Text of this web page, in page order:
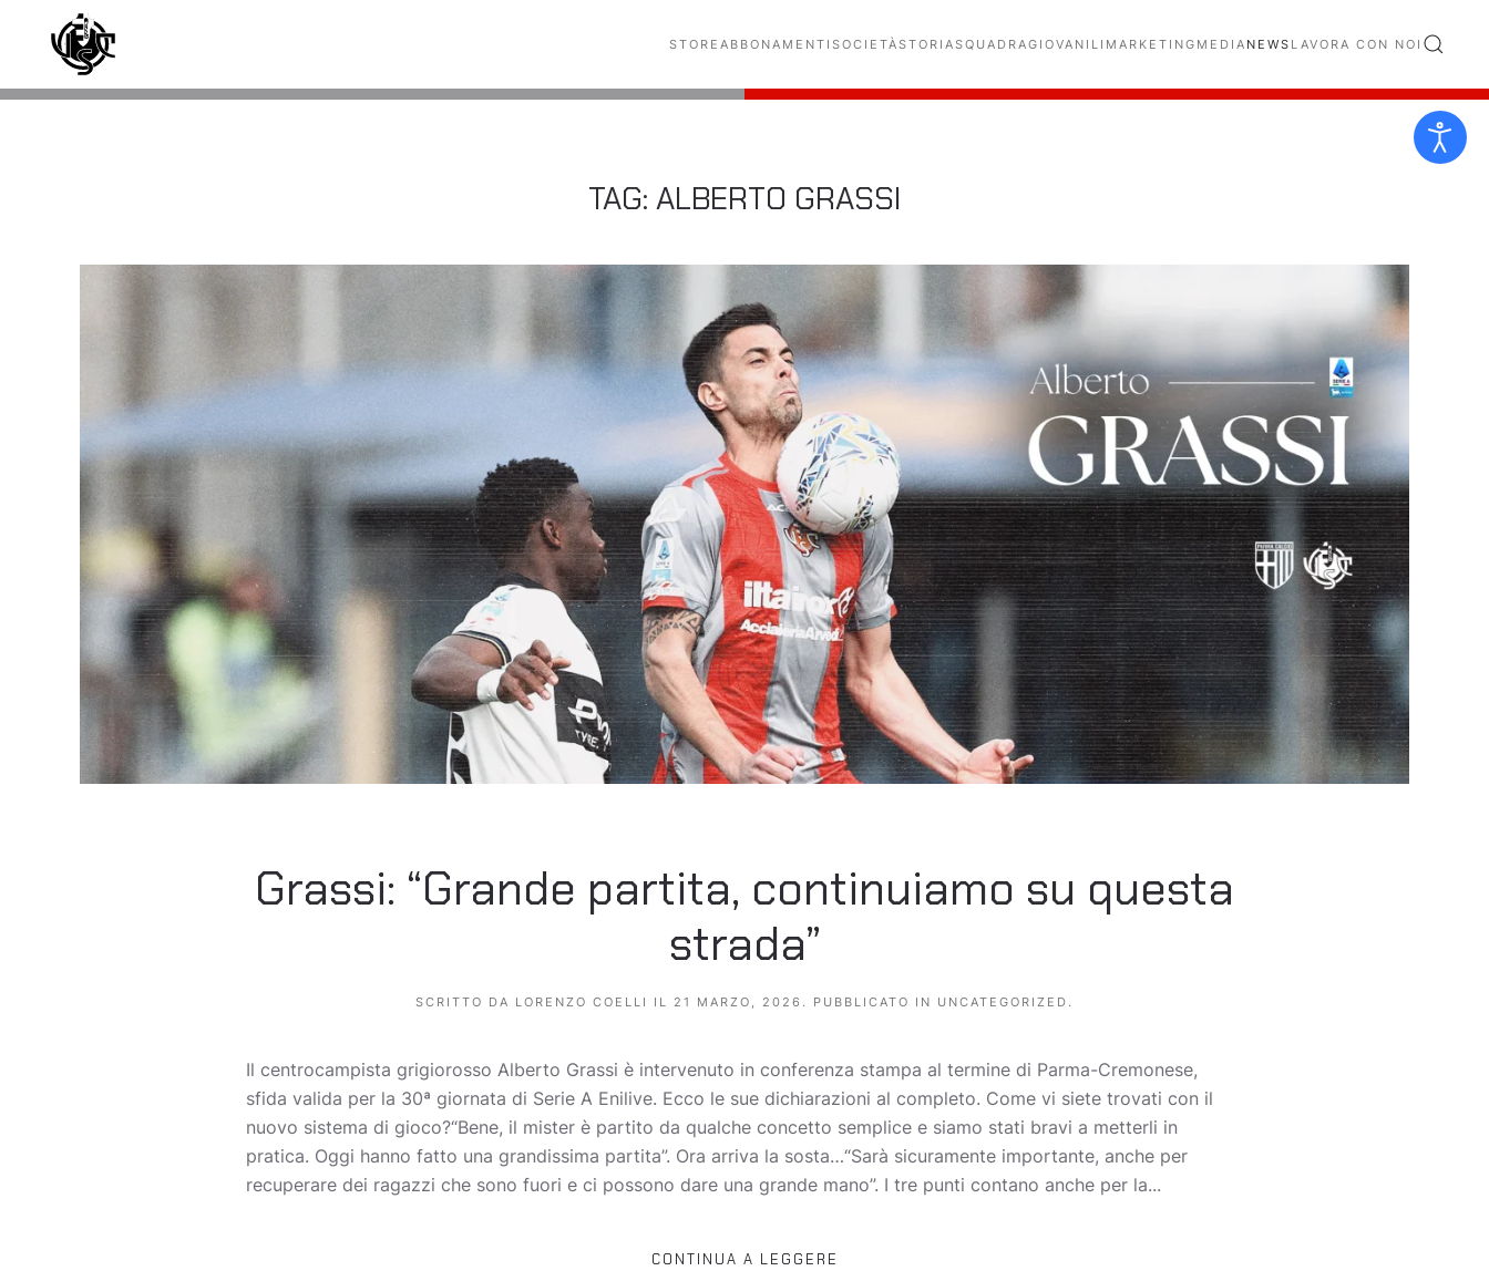
Skip to main content STORE ABBONAMENTI SOCIETÀSTORIASQUADRAGIOVANILI MARKETING MEDIA NEWS LAVORA CON NOI
TAG: ALBERTO GRASSI
Grassi: “Grande partita, continuiamo su questa
strada”
SCRITTO DA LORENZO COELLI IL 21 MARZO, 2026 . PUBBLICATO IN UNCATEGORIZED .
Il centrocampista grigiorosso Alberto Grassi è intervenuto in conferenza stampa al termine di Parma-Cremonese,
sfida valida per la 30ª giornata di Serie A Enilive. Ecco le sue dichiarazioni al completo. Come vi siete trovati con il
nuovo sistema di gioco?“Bene, il mister è partito da qualche concetto semplice e siamo stati bravi a metterli in
pratica. Oggi hanno fatto una grandissima partita”. Ora arriva la sosta…“Sarà sicuramente importante, anche per
recuperare dei ragazzi che sono fuori e ci possono dare una grande mano”. I tre punti contano anche per la...
CONTINUA A LEGGERE